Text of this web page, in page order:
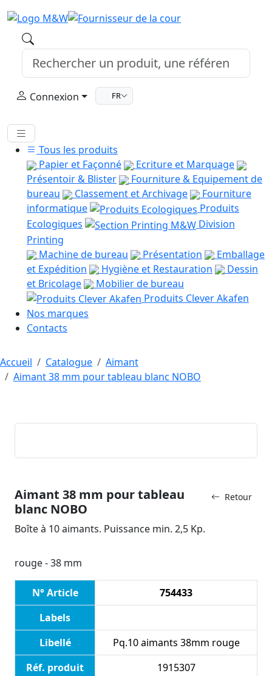
Connexion FR
Tous les produits
Papier et Façonné
Ecriture et Marquage
Présentoir & Blister
Fourniture & Equipement de
bureau
Classement et Archivage
Fourniture
informatique
Produits
Ecologiques
Division
Printing
Machine de bureau
Présentation
Emballage
et Expédition
Hygiène et Restauration
Dessin
et Bricolage
Mobilier de bureau
Produits Clever Akafen
Nos marques
Contacts
Accueil Catalogue
Aimant
Aimant 38 mm pour tableau blanc NOBO
Retour
Aimant 38 mm pour tableau
blanc NOBO
Boîte à 10 aimants. Puissance min. 2,5 Kp.
rouge - 38 mm
N° Article
754433
Labels
Libellé
Pq.10 aimants 38mm rouge
Réf. produit
1915307